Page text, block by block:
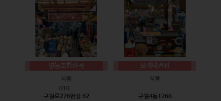
영농조합잡곡
식품
010-
구월로276번길 62
모래내전집
식품
-
구월4동1268